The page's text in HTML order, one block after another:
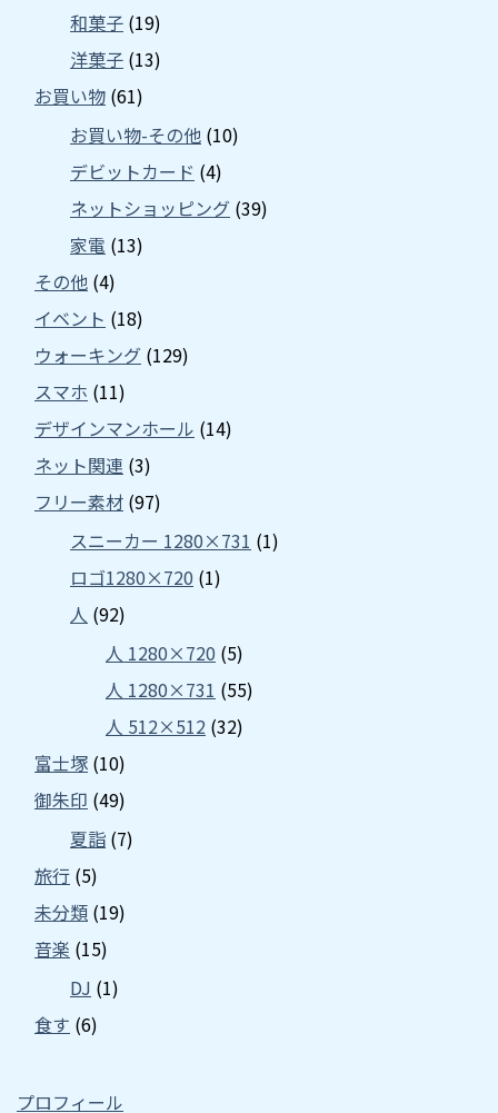
和菓子 (19)
洋菓子 (13)
お買い物 (61)
お買い物-その他 (10)
デビットカード (4)
ネットショッピング (39)
家電 (13)
その他 (4)
イベント (18)
ウォーキング (129)
スマホ (11)
デザインマンホール (14)
ネット関連 (3)
フリー素材 (97)
スニーカー 1280×731 (1)
ロゴ1280×720 (1)
人 (92)
人 1280×720 (5)
人 1280×731 (55)
人 512×512 (32)
富士塚 (10)
御朱印 (49)
夏詣 (7)
旅行 (5)
未分類 (19)
音楽 (15)
DJ (1)
食す (6)
プロフィール